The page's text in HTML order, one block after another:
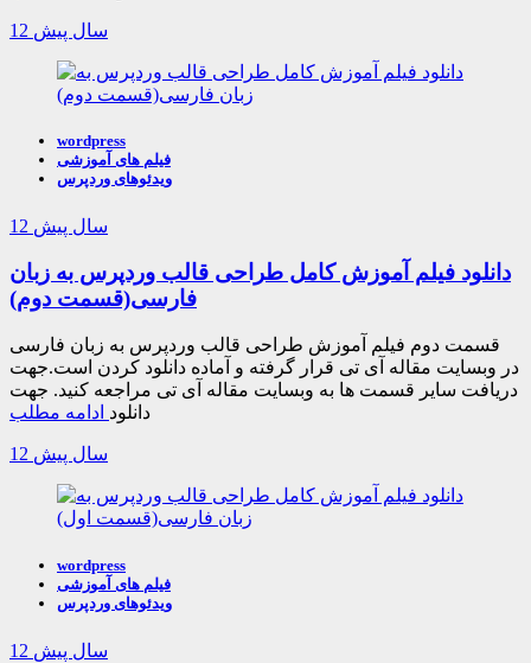
12 سال پیش
wordpress
فیلم های آموزشی
ویدئوهای وردپرس
12 سال پیش
دانلود فیلم آموزش کامل طراحی قالب وردپرس به زبان
فارسی(قسمت دوم)
قسمت دوم فیلم آموزش طراحی قالب وردپرس به زبان فارسی
در وبسایت مقاله آی تی قرار گرفته و آماده دانلود کردن است.جهت
دریافت سایر قسمت ها به وبسایت مقاله آی تی مراجعه کنید. جهت
دانلود ادامه مطلب
12 سال پیش
wordpress
فیلم های آموزشی
ویدئوهای وردپرس
12 سال پیش